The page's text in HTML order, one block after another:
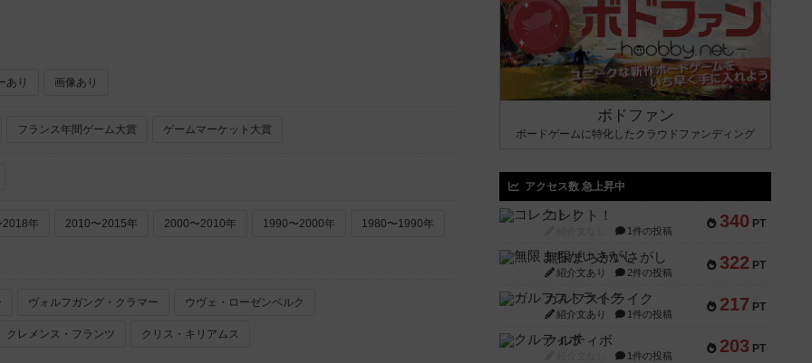
あり 画像あり
フランス年間ゲーム大賞 ゲームマーケット大賞
2018年 2010〜2015年 2000〜2010年 1990〜2000年 1980〜1990年
ヴォルフガング・クラマー ウヴェ・ローゼンベルク
クレメンス・フランツ クリス・キリアムス
ボドファン
ボードゲームに特化したクラウドファンディング
アクセス数 急上昇中
340 PT
コレクト！
1件の投稿
322 PT
無限まちがいさがし
紹介文あり 2件の投稿
217 PT
ガルフストライク
紹介文あり 1件の投稿
203 PT
クルティボ
1件の投稿